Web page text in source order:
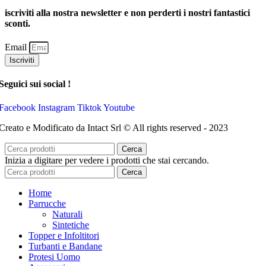
iscriviti alla nostra newsletter e non perderti i nostri fantastici
sconti.
Email
Iscriviti
sui social !
Instagram TiktokYoutube
e Modificato da Intact Srl © All rights reserved - 2023
Cerca
Inizia a digitare per vedere i prodotti che stai cercando.
Cerca
Home
Parrucche
Naturali
Sintetiche
Topper e Infoltitori
Turbanti e Bandane
Protesi Uomo